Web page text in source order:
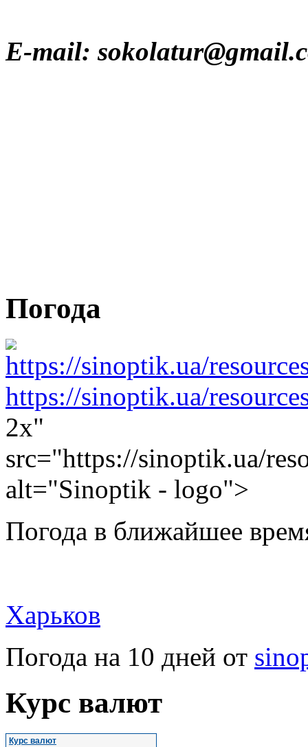
E-mail:
Погода
https://sinoptik.ua/
2x"
src="https://sinoptik.ua/
alt="Sinoptik - logo">
Погода в ближайшее
Харьков
Погода на 10 дней от
Курс валют
Курс валют